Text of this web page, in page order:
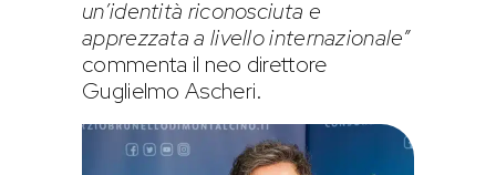
un’identità riconosciuta e
apprezzata a livello internazionale”
commenta il neo direttore
Guglielmo Ascheri.